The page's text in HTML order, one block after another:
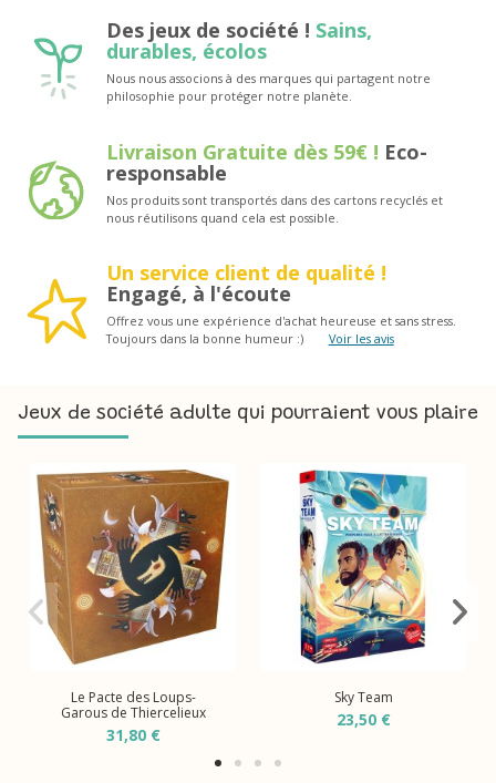
Des jeux de société ! Sains,
durables, écolos
Nous nous associons à des marques qui partagent notre
philosophie pour protéger notre planète.
Livraison Gratuite dès 59€ ! Eco-
responsable
Nos produits sont transportés dans des cartons recyclés et
nous réutilisons quand cela est possible.
Un service client de qualité !
Engagé, à l'écoute
Offrez vous une expérience d'achat heureuse et sans stress.
Toujours dans la bonne humeur :)
Voir les avis
Jeux de société adulte qui pourraient vous plaire
Le Pacte des Loups-
Garous de Thiercelieux
31,80 €
Sky Team
23,50 €